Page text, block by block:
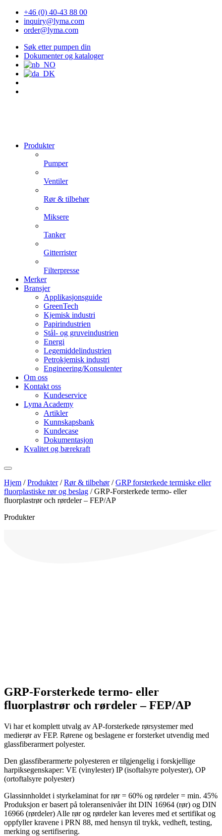
+46 (0) 40-43 88 00
inquiry@lyma.com
order@lyma.com
Søk etter pumpen din
Dokumenter og kataloger
Produkter
Pumper
Ventiler
Rør & tilbehør
Miksere
Tanker
Gitterrister
Filterpresse
Merker
Bransjer
Applikasjonsguide
GreenTech
Kjemisk industri
Papirindustrien
Stål- og gruveindustrien
Energi
Legemiddelindustrien
Petrokjemisk industri
Engineering/Konsulenter
Om oss
Kontakt oss
Kundeservice
Lyma Academy
Artikler
Kunnskapsbank
Kundecase
Dokumentasjon
Kvalitet og bærekraft
Hjem /Produkter/Rør & tilbehør/GRP forsterkede termiske eller
fluorplastiske rør og beslag /GRP-Forsterkede termo- eller
fluorplastrør och rørdeler – FEP/AP
Produkter
GRP-Forsterkede termo- eller
fluorplastrør och rørdeler – FEP/AP
Vi har et komplett utvalg av AP-forsterkede rørsystemer med
medierør av FEP. Rørene og beslagene er forsterket utvendig med
glassfiberarmert polyester.
Den glassfiberarmerte polyesteren er tilgjengelig i forskjellige
harpiksegenskaper: VE (vinylester) IP (isoftalsyre polyester), OP
(ortoftalsyre polyester)
Glassinnholdet i styrkelaminat for rør = 60% og rørdeler = min. 45%
Produksjon er basert på toleransenivåer iht DIN 16964 (rør) og DIN
16966 (rørdeler) Alle rør og rørdeler kan leveres med et sertifikat og
oppfyller kravene i PRN 88, med hensyn til trykk, vedheft, testing,
merking og sertifisering.